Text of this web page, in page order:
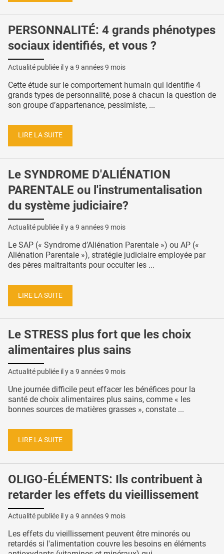
PERSONNALITÉ: 4 grands phénotypes
sociaux identifiés, et vous ?
Actualité publiée il y a 9 années 9 mois
Cette étude sur le comportement humain qui identifie 4
grands types de personnalité, pose à chacun la question de
son groupe d’appartenance, pessimiste, ...
LIRE LA SUITE
Le SYNDROME D'ALIÉNATION
PARENTALE ou l'instrumentalisation
du système judiciaire?
Actualité publiée il y a 9 années 9 mois
Le SAP (« Syndrome d’Aliénation Parentale ») ou AP («
Aliénation Parentale »), stratégie judiciaire employée par
des pères maltraitants pour occulter les ...
LIRE LA SUITE
Le STRESS plus fort que les choix
alimentaires plus sains
Actualité publiée il y a 9 années 9 mois
Une journée difficile peut effacer les bénéfices pour la
santé de choix alimentaires plus sains, comme « les
bonnes sources de matières grasses », constate ...
LIRE LA SUITE
OLIGO-ÉLÉMENTS: Ils contribuent à
retarder les effets du vieillissement
Actualité publiée il y a 9 années 9 mois
Les effets du vieillissement peuvent être minorés ou
retardés si l'alimentation couvre les besoins en éléments